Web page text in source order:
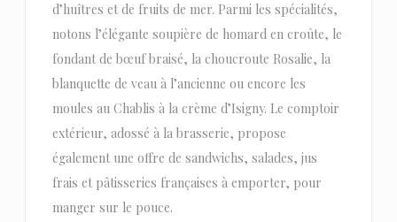
d’huîtres et de fruits de mer. Parmi les spécialités,
notons l’élégante soupière de homard en croûte, le
fondant de bœuf braisé, la choucroute Rosalie, la
blanquette de veau à l’ancienne ou encore les
moules au Chablis à la crème d’Isigny. Le comptoir
extérieur, adossé à la brasserie, propose
également une offre de sandwichs, salades, jus
frais et pâtisseries françaises à emporter, pour
manger sur le pouce.